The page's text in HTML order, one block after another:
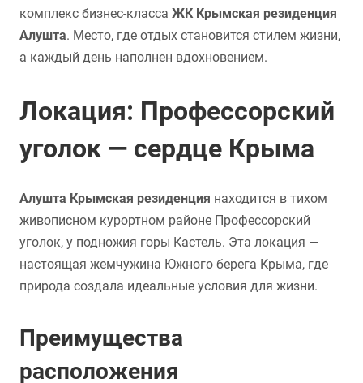
комплекс бизнес-класса ЖК Крымская резиденция
Алушта. Место, где отдых становится стилем жизни,
а каждый день наполнен вдохновением.
Локация: Профессорский
уголок — сердце Крыма
Алушта Крымская резиденция находится в тихом
живописном курортном районе Профессорский
уголок, у подножия горы Кастель. Эта локация —
настоящая жемчужина Южного берега Крыма, где
природа создала идеальные условия для жизни.
Преимущества
расположения